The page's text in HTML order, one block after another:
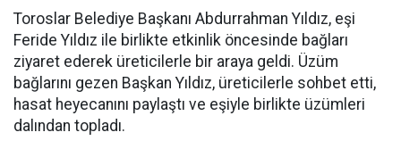
Toroslar Belediye Başkanı Abdurrahman Yıldız, eşi
Feride Yıldız ile birlikte etkinlik öncesinde bağları
ziyaret ederek üreticilerle bir araya geldi. Üzüm
bağlarını gezen Başkan Yıldız, üreticilerle sohbet etti,
hasat heyecanını paylaştı ve eşiyle birlikte üzümleri
dalından topladı.